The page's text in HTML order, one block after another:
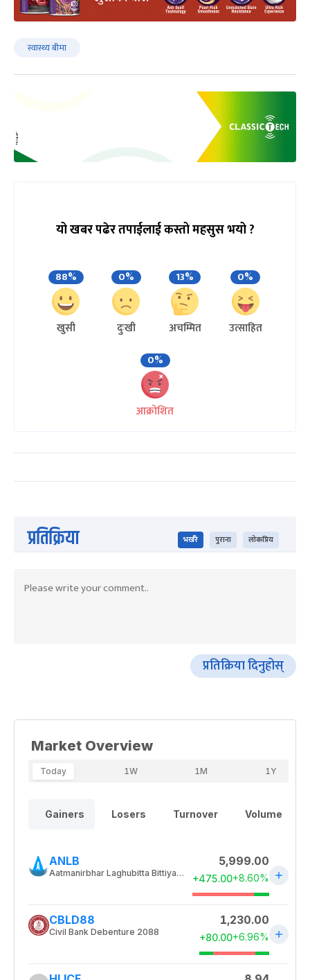
स्वास्थ्य बीमा
यो खबर पढेर तपाईलाई कस्तो महसुस भयो ?
88%
खुसी
0%
दुःखी
13%
अचम्मित
0%
उत्साहित
0%
आक्रोशित
प्रतिक्रिया भर्खरै पुराना लोकप्रिय
प्रतिक्रिया दिनुहोस्